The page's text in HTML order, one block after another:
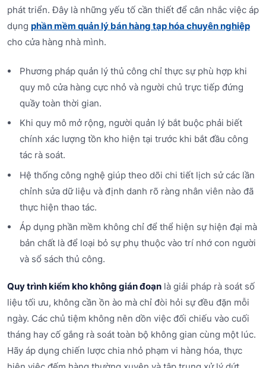
phát triển. Đây là những yếu tố cần thiết để cân nhắc việc áp
dụng phần mềm quản lý bán hàng tạp hóa chuyên nghiệp
cho cửa hàng nhà mình.
Phương pháp quản lý thủ công chỉ thực sự phù hợp khi
quy mô cửa hàng cực nhỏ và người chủ trực tiếp đứng
quầy toàn thời gian.
Khi quy mô mở rộng, người quản lý bắt buộc phải biết
chính xác lượng tồn kho hiện tại trước khi bắt đầu công
tác rà soát.
Hệ thống công nghệ giúp theo dõi chi tiết lịch sử các lần
chỉnh sửa dữ liệu và định danh rõ ràng nhân viên nào đã
thực hiện thao tác.
Áp dụng phần mềm không chỉ để thể hiện sự hiện đại mà
bản chất là để loại bỏ sự phụ thuộc vào trí nhớ con người
và sổ sách thủ công.
Quy trình kiểm kho không gián đoạn là giải pháp rà soát số
liệu tối ưu, không cần ồn ào mà chỉ đòi hỏi sự đều đặn mỗi
ngày. Các chủ tiệm không nên dồn việc đối chiếu vào cuối
tháng hay cố gắng rà soát toàn bộ không gian cùng một lúc.
Hãy áp dụng chiến lược chia nhỏ phạm vi hàng hóa, thực